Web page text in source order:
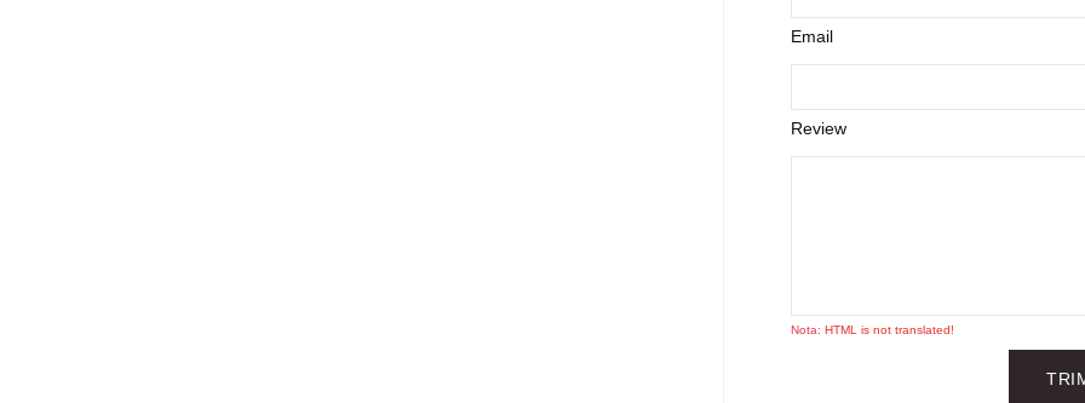
Email
Review
Nota: HTML is not translated!